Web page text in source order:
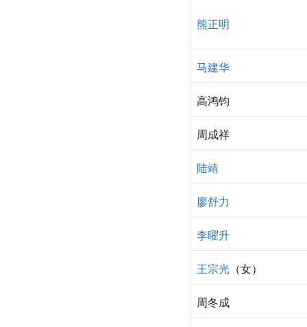
熊正明
马建华
高鸿钧
周成祥
陆靖
廖舒力
李曜升
王宗光 （女）
周冬成